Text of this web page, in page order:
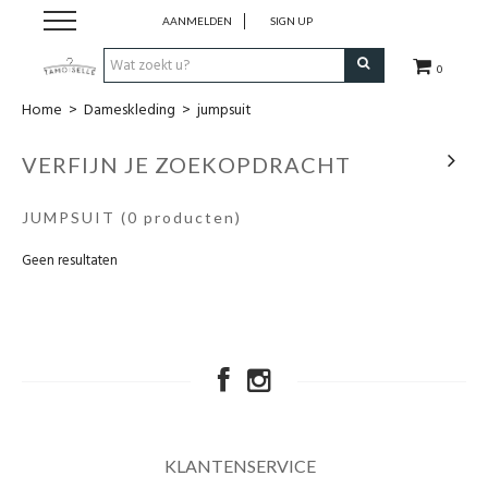
0
AANMELDEN SIGN UP
New in!
Merken
Home > Dameskleding > jumpsuit
VERFIJN JE ZOEKOPDRACHT
JUMPSUIT (0 producten)
Geen resultaten
KLANTENSERVICE